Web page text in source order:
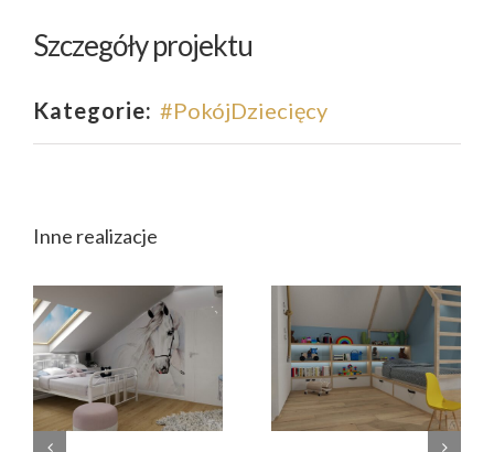
Szczegóły projektu
Kategorie: #PokójDziecięcy
Inne realizacje
Pokój 4-